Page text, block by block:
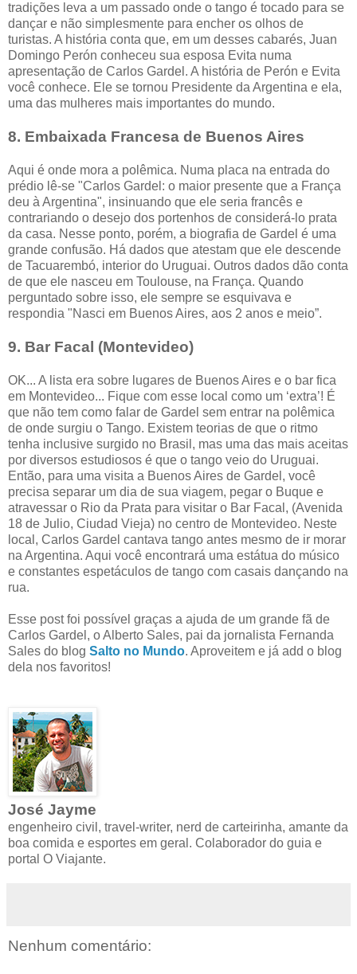
tradições leva a um passado onde o tango é tocado para se
dançar e não simplesmente para encher os olhos de
turistas. A história conta que, em um desses cabarés, Juan
Domingo Perón conheceu sua esposa Evita numa
apresentação de Carlos Gardel. A história de Perón e Evita
você conhece. Ele se tornou Presidente da Argentina e ela,
uma das mulheres mais importantes do mundo.
8. Embaixada Francesa de Buenos Aires
Aqui é onde mora a polêmica. Numa placa na entrada do
prédio lê-se "Carlos Gardel: o maior presente que a França
deu à Argentina", insinuando que ele seria francês e
contrariando o desejo dos portenhos de considerá-lo prata
da casa. Nesse ponto, porém, a biografia de Gardel é uma
grande confusão. Há dados que atestam que ele descende
de Tacuarembó, interior do Uruguai. Outros dados dão conta
de que ele nasceu em Toulouse, na França. Quando
perguntado sobre isso, ele sempre se esquivava e
respondia "Nasci em Buenos Aires, aos 2 anos e meio”.
9. Bar Facal (Montevideo)
OK... A lista era sobre lugares de Buenos Aires e o bar fica
em Montevideo... Fique com esse local como um ‘extra’! É
que não tem como falar de Gardel sem entrar na polêmica
de onde surgiu o Tango. Existem teorias de que o ritmo
tenha inclusive surgido no Brasil, mas uma das mais aceitas
por diversos estudiosos é que o tango veio do Uruguai.
Então, para uma visita a Buenos Aires de Gardel, você
precisa separar um dia de sua viagem, pegar o Buque e
atravessar o Rio da Prata para visitar o Bar Facal, (Avenida
18 de Julio, Ciudad Vieja) no centro de Montevideo. Neste
local, Carlos Gardel cantava tango antes mesmo de ir morar
na Argentina. Aqui você encontrará uma estátua do músico
e constantes espetáculos de tango com casais dançando na
rua.
Esse post foi possível graças a ajuda de um grande fã de
Carlos Gardel, o Alberto Sales, pai da jornalista Fernanda
Sales do blog Salto no Mundo. Aproveitem e já add o blog
dela nos favoritos!
José Jayme
engenheiro civil, travel-writer, nerd de carteirinha, amante da
boa comida e esportes em geral. Colaborador do guia e
portal O Viajante.
Nenhum comentário: